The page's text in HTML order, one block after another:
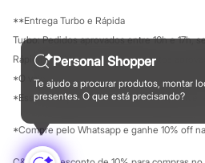
Protetor solar
Tratamento
Esfoliante
Hidratante
Protetor solar
Tônicos
Maquiagens
Base
Batom
Personal Shopper
Te ajudo a procurar produtos, montar
presentes. O que está precisando?
Formas de pagamento
**Entrega Turbo e Rápida
Turbo: Pedidos aprovados entre 10h e 17h,
Rápida: Pedidos com os pagamentos
*O valor do frete para o turbo é R$ 24,99 e
*Essa condição ainda não estará disponível
*Compre pelo Whatsapp e ganhe 10% off